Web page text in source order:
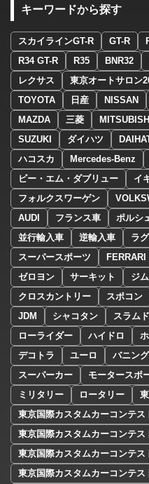
キーワードから探す
スカイラインGT-R GT-R
R34 GT-R
R35 BNR32
レクサス
東京オートサロン
TOYOTA
日産 NISSAN
MAZDA
三菱 MITSUBISHI
SUZUKI
ダイハツ
ハコスカ
Mercedes-Benz
ビー・エム・ダブリュー
イ
フォルクスワーゲン
AUDI
フランス車 ポルシ
並行輸入車
逆輸入車 ラ
スーパースポーツ
FERRARI
ゼロヨン
サーキット ジ
クロスカントリー
スポコン
JDM
シャコタン スラムド
ローライダー
ハイドロ
デコトラ
ユーロ バニング
スーパーカー
モータースポ
ミリタリー
ロータリー
東京国際カスタムカーコンテス
東京国際カスタムカーコンテス
東京国際カスタムカーコンテス
東京国際カスタムカーコンテス